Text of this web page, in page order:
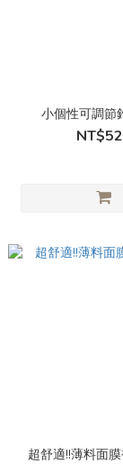
小個性可調節
超舒適!!薄料面